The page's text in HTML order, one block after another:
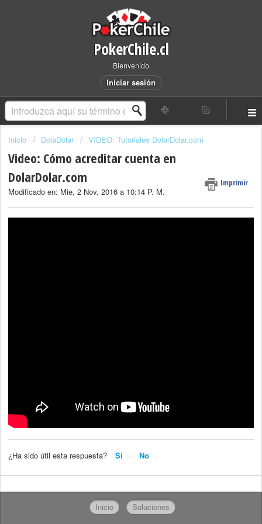
PokerChile.cl
Bienvenido
Iniciar sesión
Inicio DolaDolar VIDEO: Tutoriales DolarDolar.com
Video: Cómo acreditar cuenta en
DolarDolar.com
Imprimir
Modificado en: Mie, 2 Nov, 2016 a 10:14 P. M.
¿Ha sido útil esta respuesta? Sí No
Inicio Soluciones